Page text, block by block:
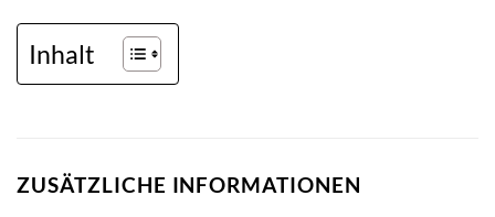
Inhalt
ZUSÄTZLICHE INFORMATIONEN